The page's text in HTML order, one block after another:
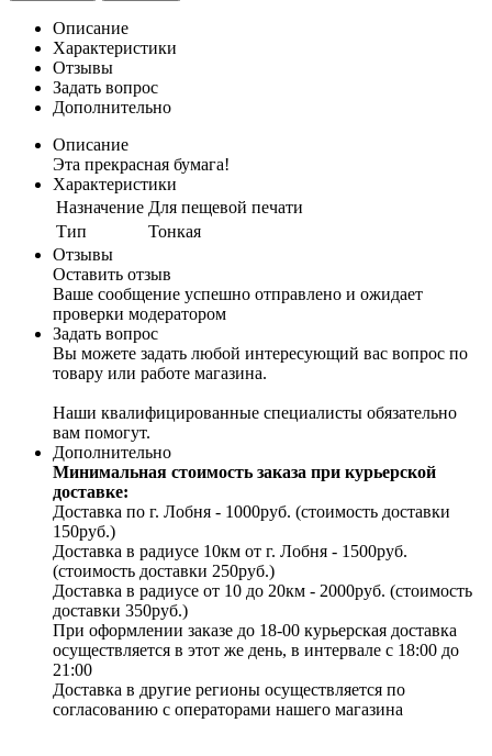
Описание
Характеристики
Отзывы
Задать вопрос
Дополнительно
Описание
Эта прекрасная бумага!
Характеристики
Назначение Для пещевой печати
Тип
Тонкая
Отзывы
Оставить отзыв
Ваше сообщение успешно отправлено и ожидает
проверки модератором
Задать вопрос
Вы можете задать любой интересующий вас вопрос по
товару или работе магазина.
Наши квалифицированные специалисты обязательно
вам помогут.
Дополнительно
Минимальная стоимость заказа при курьерской
доставке:
Доставка по г. Лобня - 1000руб. (стоимость доставки
150руб.)
Доставка в радиусе 10км от г. Лобня - 1500руб.
(стоимость доставки 250руб.)
Доставка в радиусе от 10 до 20км - 2000руб. (стоимость
доставки 350руб.)
При оформлении заказе до 18-00 курьерская доставка
осуществляется в этот же день, в интервале с 18:00 до
21:00
Доставка в другие регионы осуществляется по
согласованию с операторами нашего магазина